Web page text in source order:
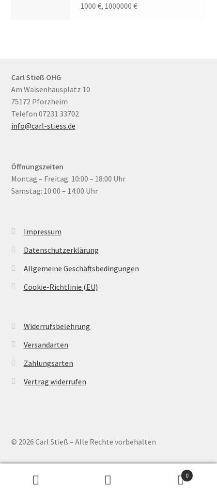
1000 €, 1000000 €
Carl Stieß OHG
Am Waisenhausplatz 10
75172 Pforzheim
Telefon 07231 33702
info@carl-stiess.de
Öffnungszeiten
Montag – Freitag: 10:00 – 18:00 Uhr
Samstag: 10:00 – 14:00 Uhr
Impressum
Datenschutzerklärung
Allgemeine Geschäftsbedingungen
Cookie-Richtlinie (EU)
Widerrufsbelehrung
Versandarten
Zahlungsarten
Vertrag widerrufen
© 2026 Carl Stieß – Alle Rechte vorbehalten
0